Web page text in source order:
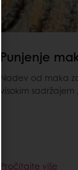
Punjenje
Nadev od maka
visokim sadržajem
Pročitajte više